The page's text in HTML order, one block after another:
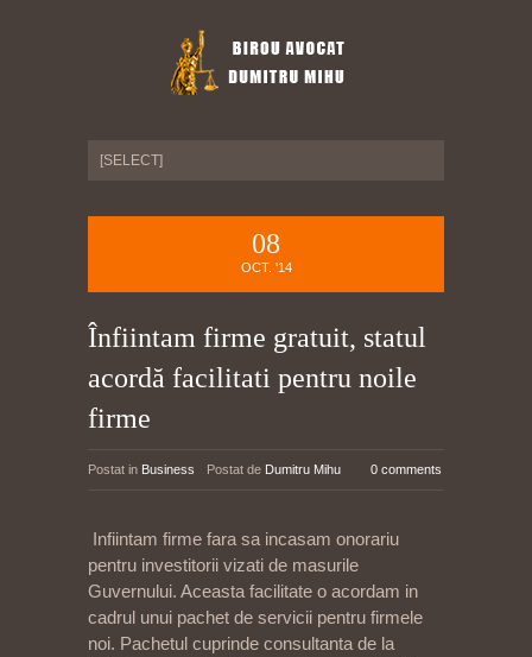
08
OCT. '14
Înfiintam firme gratuit, statul
acordă facilitati pentru noile
firme
Postat in Business Postat de Dumitru Mihu 0 comments
Infiintam firme fara sa incasam onorariu
pentru investitorii vizati de masurile
Guvernului. Aceasta facilitate o acordam in
cadrul unui pachet de servicii pentru firmele
noi. Pachetul cuprinde consultanta de la